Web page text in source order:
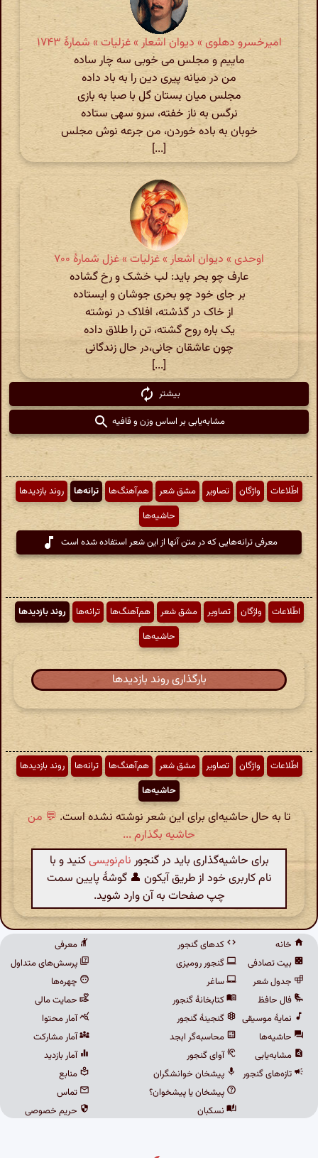
امیرخسرو دهلوی » دیوان اشعار » غزلیات » شمارهٔ ۱۷۴۳
ماییم و مجلس می خوبی سه چار ساده
من در میانه پیری دین را به باد داده
مجلس میان بستان گل با صبا به بازی
نرگس به ناز خفته، سرو سهی ستاده
خوبان به باده خوردن، من جرعه نوش مجلس
[...]
اوحدی » دیوان اشعار » غزلیات » غزل شمارهٔ ۷۰۰
عارف چو بحر باید: لب خشک و رخ گشاده
بر جای خود چو بحری جوشان و ایستاده
از خاک در گذشته، افلاک در نوشته
یک باره روح گشته، تن را طلاق داده
چون عاشقان جانی،در حال زندگانی
[...]
بیشتر
مشابه‌یابی بر اساس وزن و قافیه
اطّلاعات واژگان تصاویر مشق شعر هم‌آهنگ‌ها ترانه‌ها
روند بازدیدها
حاشیه‌ها
معرفی ترانه‌هایی که در متن آنها از این شعر استفاده شده است
اطّلاعات واژگان تصاویر مشق شعر هم‌آهنگ‌ها ترانه‌ها
روند بازدیدها
حاشیه‌ها
بارگذاری روند بازدیدها
اطّلاعات واژگان تصاویر مشق شعر هم‌آهنگ‌ها ترانه‌ها
روند بازدیدها
حاشیه‌ها
تا به حال حاشیه‌ای برای این شعر نوشته نشده است. 💬 من
حاشیه بگذارم ...
برای حاشیه‌گذاری باید در گنجور نام‌نویسیکنید و با
نام کاربری خود از طریق آیکون 👤 گوشهٔ پایین سمت
چپ صفحات به آن وارد شوید.
خانه
بیت تصادفی
جدول شعر
فال حافظ
نمایهٔ موسیقی
حاشیه‌ها
مشابه‌یابی
تازه‌های گنجور
کدهای گنجور
گنجور رومیزی
ساغر
کتابخانهٔ گنجور
گنجینهٔ گنجور
محاسبه‌گر ابجد
آوای گنجور
پیشخان خوانشگران
پیشخان یا پیشخوان؟
نسکبان
معرفی
پرسش‌های متداول
چهره‌ها
حمایت مالی
آمار محتوا
آمار مشارکت
آمار بازدید
منابع
تماس
حریم خصوصی